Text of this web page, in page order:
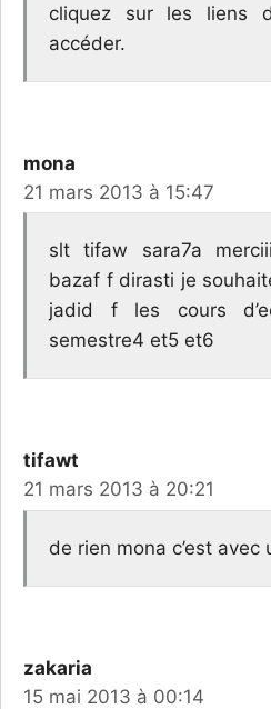
cliquez sur les liens
accéder.
mona
21 mars 2013 à 15:47
slt tifaw sara7a
bazaf f dirasti je
jadid f les cours
semestre4 et5 et6
tifawt
21 mars 2013 à 20:21
de rien mona c’est avec
zakaria
15 mai 2013 à 00:14